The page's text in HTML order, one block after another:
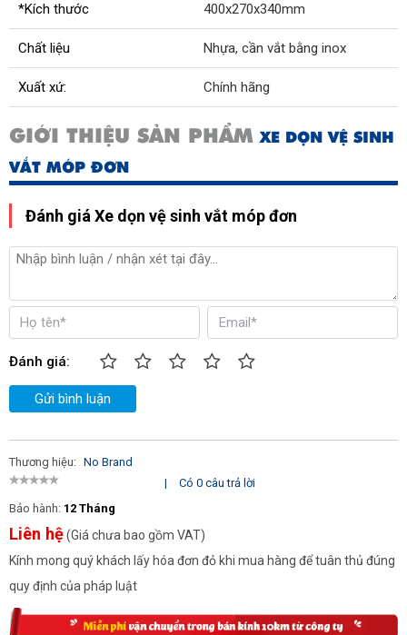
*Kích thước 400x270x340mm
Chất liệu Nhựa, cần vắt bằng inox
Xuất xứ: Chính hãng
GIỚI THIỆU SẢN PHẨMXE DỌN VỆ SINH
VẮT MÓP ĐƠN
Đánh giá Xe dọn vệ sinh vắt móp đơn
Đánh giá:
Gửi bình luận
Thương hiệu: No Brand
|
Có 0 câu trả lời
Bảo hành: 12 Tháng
Liên hệ(Giá chưa bao gồm VAT)
Kính mong quý khách lấy hóa đơn đỏ khi mua hàng để tuân thủ đúng
quy định của pháp luật